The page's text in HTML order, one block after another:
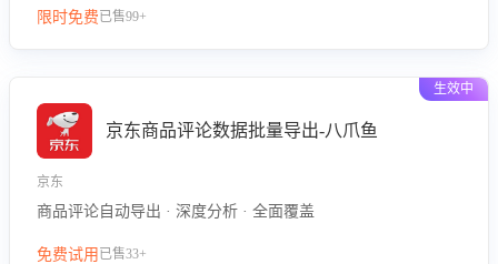
限时免费已售99+
生效中
京东商品评论数据批量导出-八爪鱼
京东
商品评论自动导出 · 深度分析 · 全面覆盖
免费试用 已售33+